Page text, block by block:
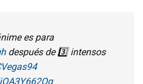
es para
después de 3️⃣ intensos